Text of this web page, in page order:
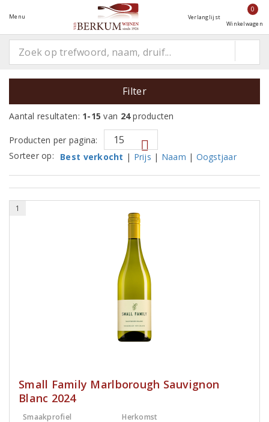
Menu Verlanglijst
0
Winkelwagen
Filter
Aantal resultaten: 1-15 van 24producten
Producten per pagina:
Sorteer op:
Best verkocht | Prijs | Naam | Oogstjaar
1
Small Family Marlborough Sauvignon
Blanc 2024
Smaakprofiel Herkomst